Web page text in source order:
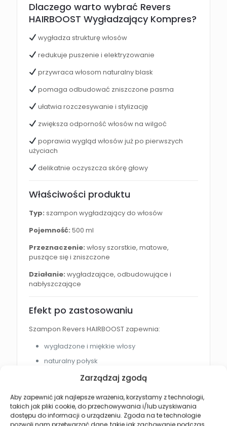
Zarządzaj zgodą
Aby zapewnić jak najlepsze wrażenia, korzystamy z technologii,
takich jak pliki cookie, do przechowywania i/lub uzyskiwania
dostępu do informacji o urządzeniu. Zgoda na te technologie
pozwoli nam przetwarzać dane, takie jak zachowanie podczas
Dlaczego warto wybrać Revers
HAIRBOOST Wygładzający Kompres?
wygładza strukturę włosów
redukuje puszenie i elektryzowanie
przywraca włosom naturalny blask
pomaga odbudować zniszczone pasma
ułatwia rozczesywanie i stylizację
zwiększa odporność włosów na wilgoć
poprawia wygląd włosów już po pierwszych
użyciach
delikatnie oczyszcza skórę głowy
Właściwości produktu
Typ: szampon wygładzający do włosów
Pojemność: 500 ml
Przeznaczenie: włosy szorstkie, matowe,
puszące się i zniszczone
Działanie: wygładzające, odbudowujące i
nabłyszczające
Efekt po zastosowaniu
Szampon Revers HAIRBOOST zapewnia:
wygładzone i miękkie włosy
naturalny połysk
ograniczenie puszenia
łatwiejsze układanie fryzury
poprawę kondycji włosów